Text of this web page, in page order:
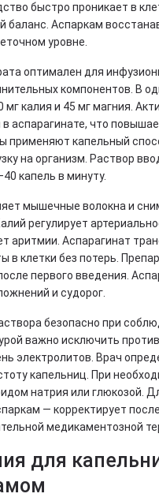
быстро проникает в
баланс. Аспаркам
уровне.
оптимален для
компонентов. В
мг калия и 45 мг магния.
аспарагинате, что
применяют капельный
на организм. Раствор
капель в минуту.
мышечные волокна и
регулирует
аритмии. Аспарагинат
в клетки без потерь.
первого введения.
и судорог.
безопасно при
важно исключить
электролитов. Врач
капельниц. При
натрия или глюкозой.
— корректирует
медикаментозной
для